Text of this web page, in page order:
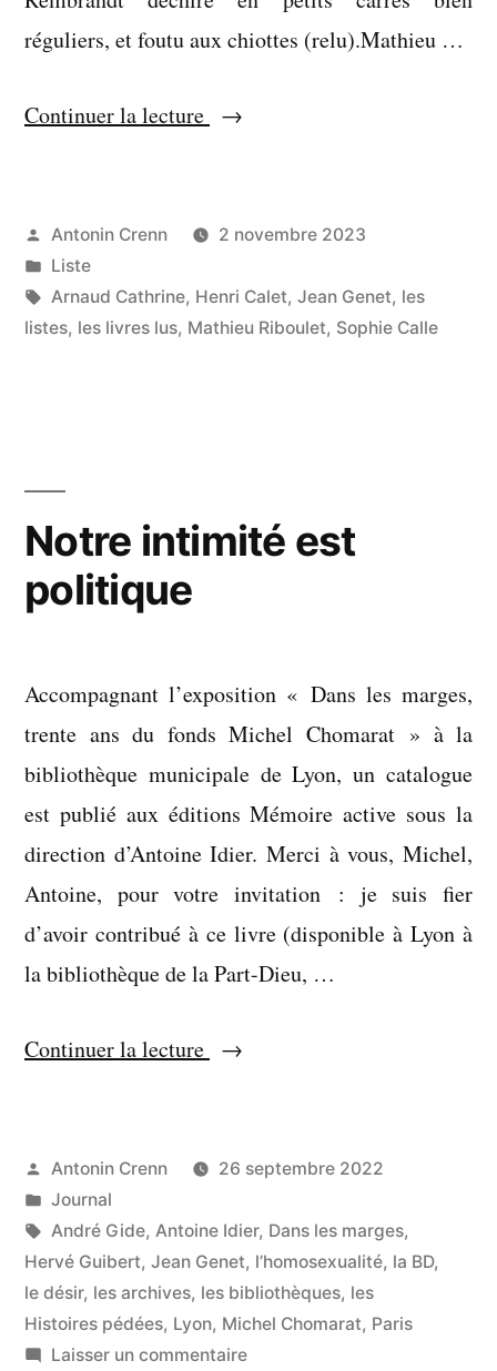
réguliers, et foutu aux chiottes (relu).Mathieu …
Continuer la lecture « Liste :
en
2023 »
Publié
par
Antonin Crenn
2 novembre 2023
Publié
dans
Liste
Étiquettes :
Arnaud Cathrine, Henri Calet, Jean Genet, les
listes, les livres lus, Mathieu Riboulet, Sophie Calle
Notre intimité est
politique
Accompagnant l’exposition « Dans les marges,
trente ans du fonds Michel Chomarat » à la
bibliothèque municipale de Lyon, un catalogue
est publié aux éditions Mémoire active sous la
direction d’Antoine Idier. Merci à vous, Michel,
Antoine, pour votre invitation : je suis fier
d’avoir contribué à ce livre (disponible à Lyon à
la bibliothèque de la Part-Dieu, …
Continuer la lecture « Notre
politique »
Publié
par
Antonin Crenn
26 septembre 2022
Publié
dans
Journal
Étiquettes :
André Gide, Antoine Idier, Dans les marges,
Hervé Guibert, Jean Genet, l’homosexualité, la BD,
le désir, les archives, les bibliothèques, les
Histoires pédées, Lyon, Michel Chomarat, Paris
Laisser un commentairesur